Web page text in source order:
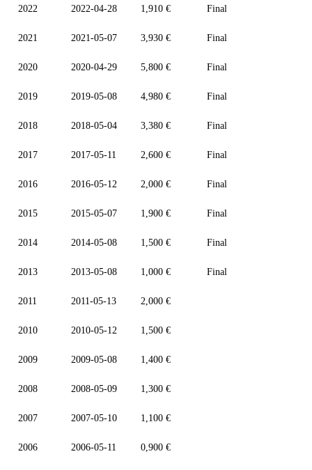
2022 2022-04-28 1,910 € Final
2021 2021-05-07 3,930 € Final
2020 2020-04-29 5,800 € Final
2019 2019-05-08 4,980 € Final
2018 2018-05-04 3,380 € Final
2017 2017-05-11 2,600 € Final
2016 2016-05-12 2,000 € Final
2015 2015-05-07 1,900 € Final
2014 2014-05-08 1,500 € Final
2013 2013-05-08 1,000 € Final
2011 2011-05-13 2,000 €
2010 2010-05-12 1,500 €
2009 2009-05-08 1,400 €
2008 2008-05-09 1,300 €
2007 2007-05-10 1,100 €
2006 2006-05-11 0,900 €